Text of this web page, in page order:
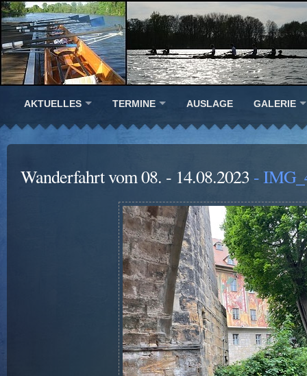
AKTUELLES TERMINE AUSLAGE GALERIE
Wanderfahrt vom 08. - 14.08.2023 -